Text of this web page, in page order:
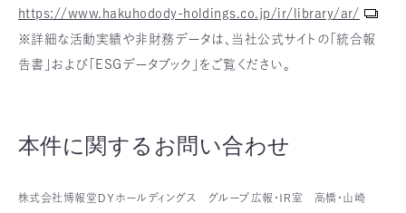
https://www.hakuhodody-holdings.co.jp/ir/library/ar/
※詳細な活動実績や非財務データは、当社公式サイトの「統合報
告書」および「ESGデータブック」をご覧ください。
本件に関するお問い合わせ
株式会社博報堂ＤＹホールディングス グループ広報・ＩＲ室 高橋・山崎